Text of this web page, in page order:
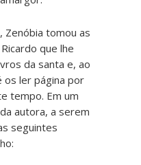
tomou as
que lhe
da santa e, ao
os ler página por
tempo. Em um
autora, a serem
seguintes